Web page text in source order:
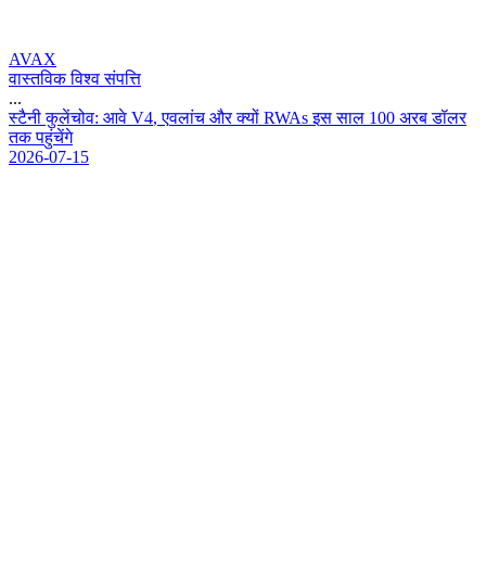
AVAX
वास्तविक विश्व संपत्ति
...
सटन कलचव: आव V4, एवलच और कय RWAs इस सल 100 अरब डलर
तक पहचग
2026-07-15